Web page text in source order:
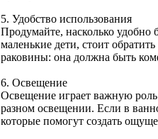
5. Удобство использования
Продумайте, насколько удобно
маленькие дети, стоит
раковины: она должна быть
6. Освещение
Освещение играет важную роль
разном освещении. Если в
которые помогут создать